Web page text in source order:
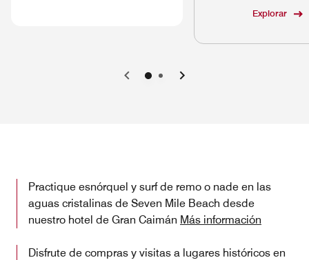
Explorar
AnteriorSiguiente
Practique esnórquel y surf de remo o nade en las
aguas cristalinas de Seven Mile Beach desde
nuestro hotel de Gran Caimán Más información
Disfrute de compras y visitas a lugares históricos en